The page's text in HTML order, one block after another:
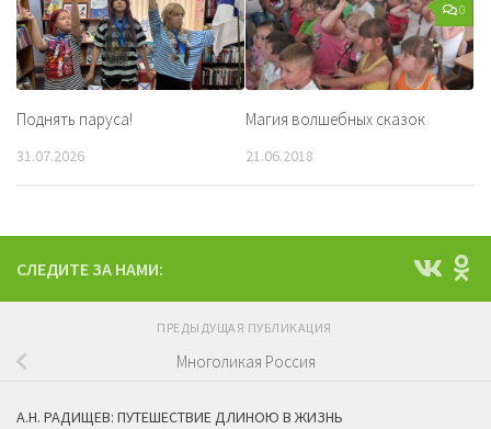
Поднять паруса!
31.07.2026
0
Магия волшебных сказок
21.06.2018
СЛЕДИТЕ ЗА НАМИ:
ПРЕДЫДУЩАЯ ПУБЛИКАЦИЯ
Многоликая Россия
А.Н. РАДИЩЕВ: ПУТЕШЕСТВИЕ ДЛИНОЮ В ЖИЗНЬ